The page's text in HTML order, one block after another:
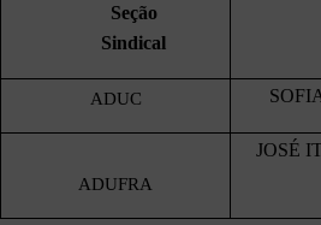
Seção
Sindical
ADUC
ADUFRA
JOSÉ